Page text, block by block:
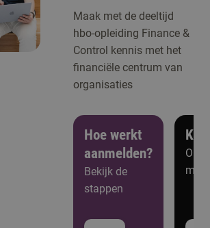
Maak met de deeltijd
hbo-opleiding Finance &
Control kennis met het
financiële centrum van
organisaties
Hoe werkt
aanmelden?
Bekijk de
stappen
meer